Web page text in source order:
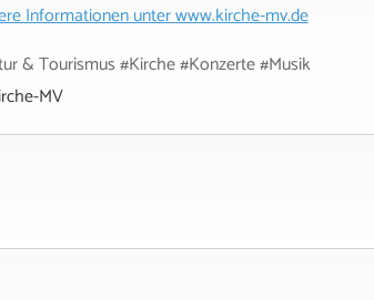
Informationen unterwww.kirche-mv.de
& Tourismus #Kirche #Konzerte #Musik
MV